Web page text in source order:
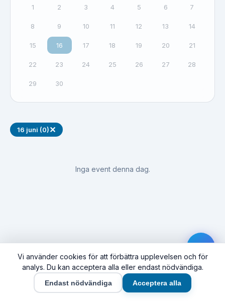
1 2 3 4 5 6 7
8 9 10 11 12 13 14
15 16 17 18 19 20 21
22 23 24 25 26 27 28
29 30
16 juni (0)✕
Inga event denna dag.
Vi använder cookies för att förbättra upplevelsen och för
analys. Du kan acceptera alla eller endast nödvändiga.
Endast nödvändiga Acceptera alla
Hem Synas här Företag